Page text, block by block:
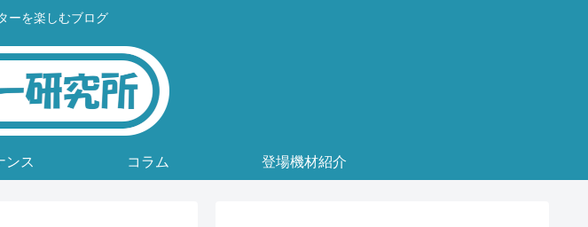
ーを楽しむブログ
ンス コラム 登場機材紹介